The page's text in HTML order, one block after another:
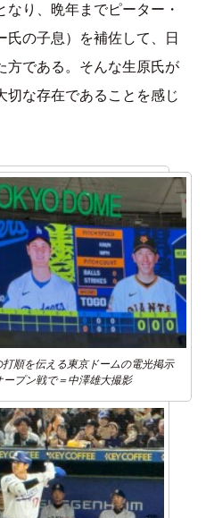
り、晩年までピーター・
氏の子息）を補佐して、日
方である。そんな生原氏が
切な存在であることを感じ
順を伝える東京ドームの電光掲示
プン戦で＝中澤雄大撮影